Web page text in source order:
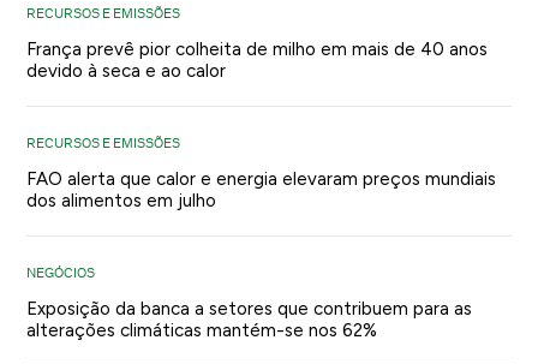
RECURSOS E EMISSÕES
França prevê pior colheita de milho em mais de 40 anos
devido à seca e ao calor
RECURSOS E EMISSÕES
FAO alerta que calor e energia elevaram preços mundiais
dos alimentos em julho
NEGÓCIOS
Exposição da banca a setores que contribuem para as
alterações climáticas mantém-se nos 62%